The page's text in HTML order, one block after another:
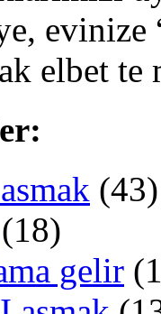
evinize
elbet te
(43)
(18)
gelir